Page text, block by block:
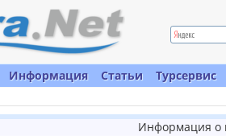
Информация Статьи Турсервис
Информация о